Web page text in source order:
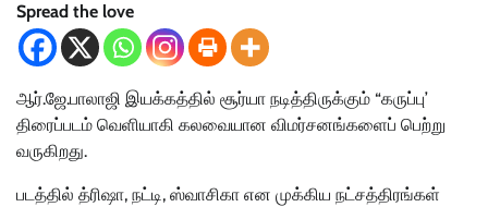
Spread the love
ஆர்.ஜே.பாலாஜி இயக்கத்தில் சூர்யா நடித்திருக்கும் “கருப்பு’
திரைப்படம் வெளியாகி கலவையான விமர்சனங்களைப் பெற்று
வருகிறது.
படத்தில் த்ரிஷா, நட்டி, ஸ்வாசிகா என முக்கிய நட்சத்திரங்கள்